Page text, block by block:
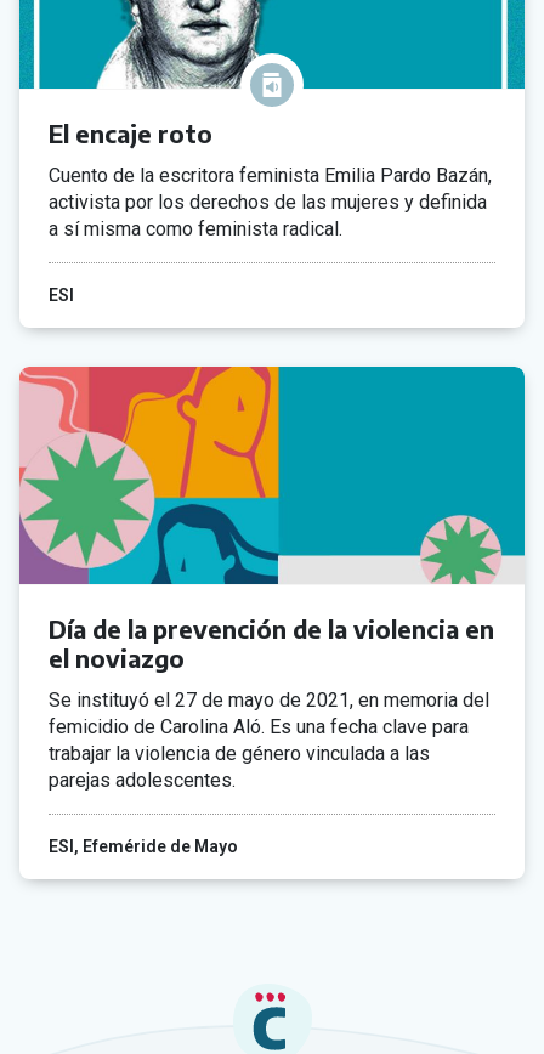
El encaje roto
Cuento de la escritora feminista Emilia Pardo Bazán,
activista por los derechos de las mujeres y definida
a sí misma como feminista radical.
ESI
Día de la prevención de la violencia en
el noviazgo
Se instituyó el 27 de mayo de 2021, en memoria del
femicidio de Carolina Aló. Es una fecha clave para
trabajar la violencia de género vinculada a las
parejas adolescentes.
ESI Efeméride de Mayo